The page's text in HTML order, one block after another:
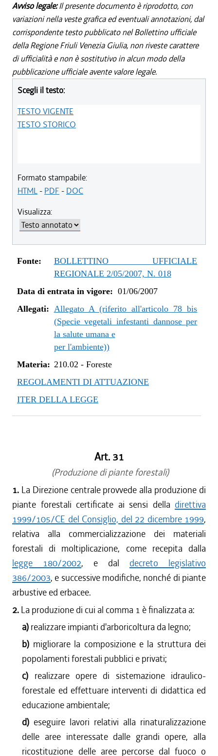
Avviso legale:Il presente documento è riprodotto, con
variazioni nella veste grafica ed eventuali annotazioni, dal
corrispondente testo pubblicato nel Bollettino ufficiale
della Regione Friuli Venezia Giulia, non riveste carattere
di ufficialità e non è sostitutivo in alcun modo della
pubblicazione ufficiale avente valore legale.
Scegli il testo:
TESTO VIGENTE
TESTO STORICO
Formato stampabile:
HTML- PDF - DOC
Visualizza:
Fonte:
BOLLETTINO UFFICIALE
REGIONALE 2/05/2007, N. 018
Data di entrata in vigore: 01/06/2007
Allegati: Allegato A (riferito all'articolo 78 bis
(Specie vegetali infestanti dannose per
la salute umana e
per l'ambiente))
Materia: 210.02 - Foreste
REGOLAMENTI DI ATTUAZIONE
ITER DELLA LEGGE
Art. 31
(Produzione di piante forestali)
1. La Direzione centrale provvede alla produzione di
piante forestali certificate ai sensi della direttiva
1999/105/CE del Consiglio, del 22 dicembre 1999,
relativa alla commercializzazione dei materiali
forestali di moltiplicazione, come recepita dalla
legge 180/2002, e dal decreto legislativo
386/2003, e successive modifiche, nonché di piante
arbustive ed erbacee.
2. La produzione di cui al comma 1 è finalizzata a:
a) realizzare impianti d'arboricoltura da legno;
b) migliorare la composizione e la struttura dei
popolamenti forestali pubblici e privati;
c) realizzare opere di sistemazione idraulico-
forestale ed effettuare interventi di didattica ed
educazione ambientale;
d) eseguire lavori relativi alla rinaturalizzazione
delle aree interessate dalle grandi opere, alla
ricostituzione delle aree percorse dal fuoco o